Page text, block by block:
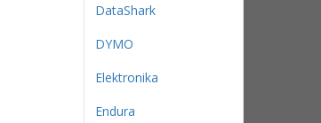
DataShark
DYMO
Elektronika
Endura